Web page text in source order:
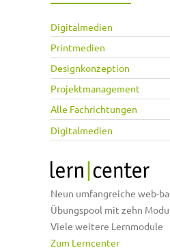
Digitalmedien
Printmedien
Designkonzeption
Projektmanagement
Alle Fachrichtungen
Digitalmedien
Neun umfangreiche web-
Übungspool mit zehn
Viele weitere Lernmodule
Zum Lerncenter